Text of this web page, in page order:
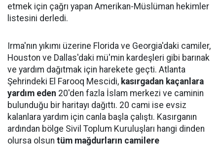
etmek için çağrı yapan Amerikan-Müslüman hekimler
listesini derledi.
Irma'nın yıkımı üzerine Florida ve Georgia'daki camiler,
Houston ve Dallas'daki mü'min kardeşleri gibi barınak
ve yardım dağıtmak için harekete geçti. Atlanta
Şehrindeki El Farooq Mescidi, kasırgadan kaçanlara
yardım eden 20'den fazla İslam merkezi ve caminin
bulunduğu bir haritayı dağıttı. 20 cami ise evsiz
kalanlara yardım için canla başla çalıştı. Kasırganın
ardından bölge Sivil Toplum Kuruluşları hangi dinden
olursa olsun tüm mağdurların camilere